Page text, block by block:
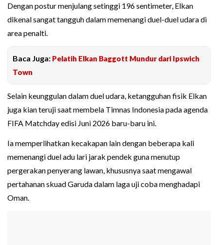
Dengan postur menjulang setinggi 196 sentimeter, Elkan
dikenal sangat tangguh dalam memenangi duel-duel udara di
area penalti.
Baca Juga: Pelatih Elkan Baggott Mundur dari Ipswich
Town
Selain keunggulan dalam duel udara, ketangguhan fisik Elkan
juga kian teruji saat membela Timnas Indonesia pada agenda
FIFA Matchday edisi Juni 2026 baru-baru ini.
Ia memperlihatkan kecakapan lain dengan beberapa kali
memenangi duel adu lari jarak pendek guna menutup
pergerakan penyerang lawan, khususnya saat mengawal
pertahanan skuad Garuda dalam laga uji coba menghadapi
Oman.